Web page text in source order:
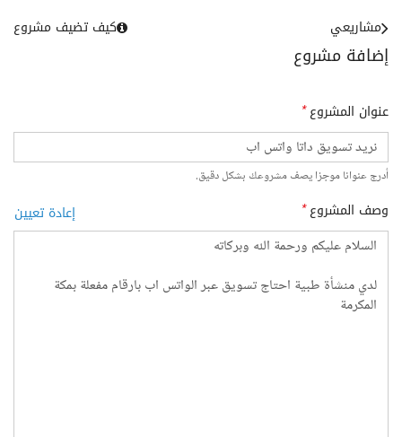
إضافة مشروع
مشاريعي كيف تضيف مشروع
عنوان المشروع*
أدرج عنوانا موجزا يصف مشروعك بشكل دقيق.
وصف المشروع* إعادة تعيين